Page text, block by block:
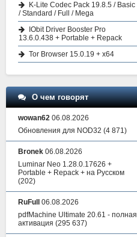
K-Lite Codec Pack 19.8.5 / Basic
/ Standard / Full / Mega
IObit Driver Booster Pro
13.6.0.438 + Portable + Repack
Tor Browser 15.0.19 + x64
О чем говорят
wowan62 06.08.2026
Обновления для NOD32 (4 871)
Bronek 06.08.2026
Luminar Neo 1.28.0.17626 +
Portable + Repack + на Русском
(202)
RuFull
06.08.2026
pdfMachine Ultimate 20.61 - полная
активация (295 637)